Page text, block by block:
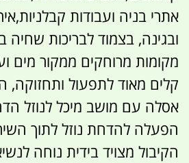
אתרי בניה ועבודות
ובגינה, בצמוד לבריכות שחיה
מקומות מרוחקים ממקור מים
קלים מאוד לתפעול ותחזוקה,
אסלה עם מושב מיכל לנוזל
הפעלה להדחת נוזל לתוך
הקיבול מצויד בידית נוחה